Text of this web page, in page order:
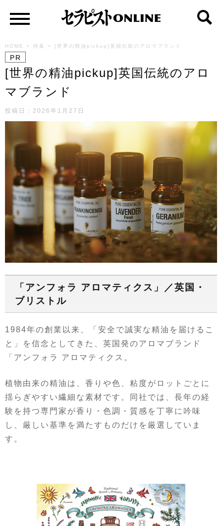
HOME > 特集 > [世界の精油pickup]英国伝統のアロマブランド
PR
[世界の精油pickup]英国伝統のアロ
マブランド
投稿日： 2026年1月27日
「アンフォラ アロマティクス」／英国・
ブリストル
1984年の創業以来、「安全で誠実な精油を届けるこ
と」を信念としてきた、英国発のアロマブランド
「アンフォラ アロマティクス。
植物由来の精油は、香りや色、粘度がロットごとに
揺らぎやすい繊細な素材です。同社では、長年の経
験を持つ専門家が香り・色調・質感を丁寧に吟味
し、厳しい基準を満たすものだけを厳選していま
す。